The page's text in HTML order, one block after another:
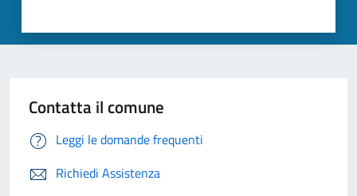
Contatta il comune
Leggi le domande frequenti
Richiedi Assistenza